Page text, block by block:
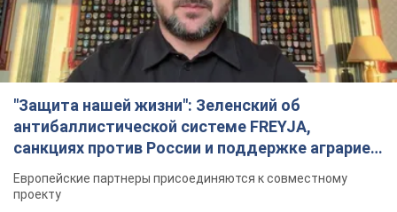
"Защита нашей жизни": Зеленский об
антибаллистической системе FREYJA,
санкциях против России и поддержке аграриев.
Видео
Европейские партнеры присоединяются к совместному
проекту